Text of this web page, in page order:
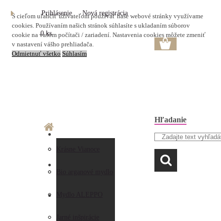
S cieľom uľahčiť užívateľom používať naše webové stránky využívame
cookies. Používaním našich stránok súhlasíte s ukladaním súborov
cookie na vašom počítači / zariadení. Nastavenia cookies môžete zmeniť
v nastavení vášho prehliadača.
Odmietnuť všetko Súhlasím
Hľadanie
Prihlásenie Nová registrácia
0 ks